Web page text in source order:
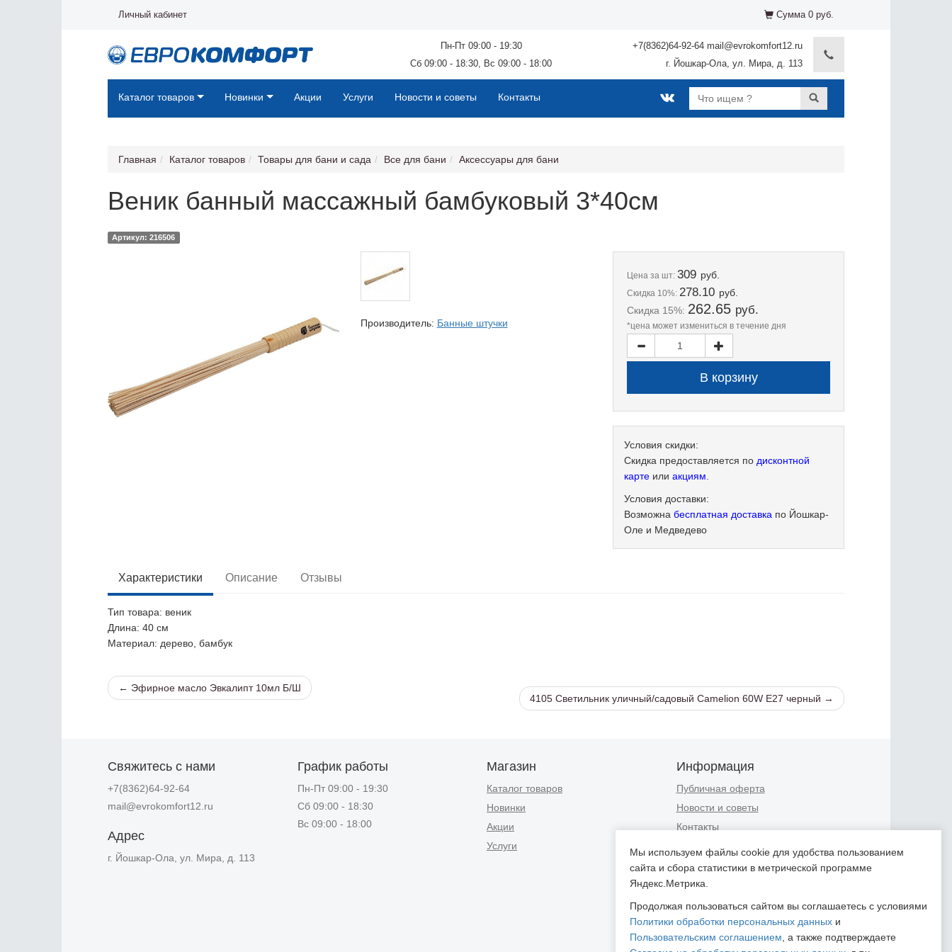
Личный кабинет Сумма 0 руб.
Пн-Пт 09:00 - 19:30
Сб 09:00 - 18:30, Вс 09:00 - 18:00
+7(8362)64-92-64 mail@evrokomfort12.ru
г. Йошкар-Ола, ул. Мира, д. 113
Каталог товаров Новинки Акции Услуги Новости и советы Контакты
Главная Каталог товаров Товары для бани и сада Все для бани Аксессуары для бани
Веник банный массажный бамбуковый 3*40см
Артикул: 216506
Цена за шт:309 руб.
Скидка 10%:278.10 руб.
Скидка 15%: 262.65 руб.
*цена может измениться в течение дня
Условия скидки:
Скидка предоставляется по дисконтной
карте илиакциям
Условия доставки:
Возможнабесплатная доставка по Йошкар-
Оле и Медведево
Производитель: Банные штучки
Характеристики Описание Отзывы
Тип товара: веник
Длина: 40 см
Материал: дерево, бамбук
← Эфирное масло Эвкалипт 10мл Б/Ш
4105 Светильник уличный/садовый Camelion 60W E27 черный →
Свяжитесь с нами
+7(8362)64-92-64
mail@evrokomfort12.ru
Адрес
г. Йошкар-Ола, ул. Мира, д. 113
График работы
Пн-Пт 09:00 - 19:30
Сб 09:00 - 18:30
Вс 09:00 - 18:00
Магазин
Каталог товаров
Новинки
Акции
Услуги
Информация
Публичная оферта
Новости и советы
Контакты
персональных данных
Пользовательское соглашение
Согласие на обработку
Мы используем файлы cookie для удобства пользованием
сайта и сбора статистики в метрической программе
Яндекс.Метрика.
Продолжая пользоваться сайтом вы соглашаетесь с условиями
Политики обработки персональных данных и
Пользовательским соглашением , а также подтверждаете